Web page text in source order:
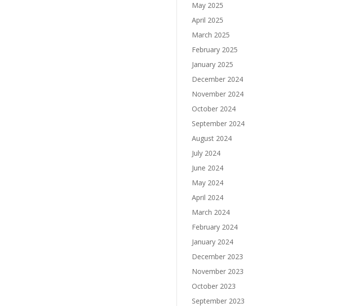
May 2025
April 2025
March 2025
February 2025
January 2025
December 2024
November 2024
October 2024
September 2024
August 2024
July 2024
June 2024
May 2024
April 2024
March 2024
February 2024
January 2024
December 2023
November 2023
October 2023
September 2023